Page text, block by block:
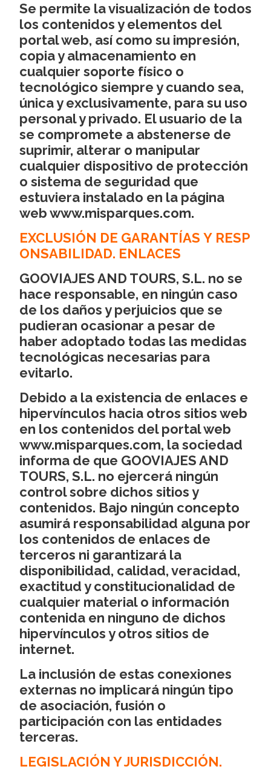
Se permite la visualización de todos
los contenidos y elementos del
portal web, así como su impresión,
copia y almacenamiento en
cualquier soporte físico o
tecnológico siempre y cuando sea,
única y exclusivamente, para su uso
personal y privado. El usuario de la
se compromete a abstenerse de
suprimir, alterar o manipular
cualquier dispositivo de protección
o sistema de seguridad que
estuviera instalado en la página
web www.misparques.com.
EXCLUSIÓN DE GARANTÍAS Y RESP
ONSABILIDAD. ENLACES
GOOVIAJES AND TOURS, S.L. no se
hace responsable, en ningún caso
de los daños y perjuicios que se
pudieran ocasionar a pesar de
haber adoptado todas las medidas
tecnológicas necesarias para
evitarlo.
Debido a la existencia de enlaces e
hipervínculos hacia otros sitios web
en los contenidos del portal web
www.misparques.com, la sociedad
informa de que GOOVIAJES AND
TOURS, S.L. no ejercerá ningún
control sobre dichos sitios y
contenidos. Bajo ningún concepto
asumirá responsabilidad alguna por
los contenidos de enlaces de
terceros ni garantizará la
disponibilidad, calidad, veracidad,
exactitud y constitucionalidad de
cualquier material o información
contenida en ninguno de dichos
hipervínculos y otros sitios de
internet.
La inclusión de estas conexiones
externas no implicará ningún tipo
de asociación, fusión o
participación con las entidades
terceras.
LEGISLACIÓN Y JURISDICCIÓN.